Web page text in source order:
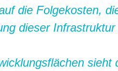
die Folgekosten,
dieser Infrastruktur
sieht